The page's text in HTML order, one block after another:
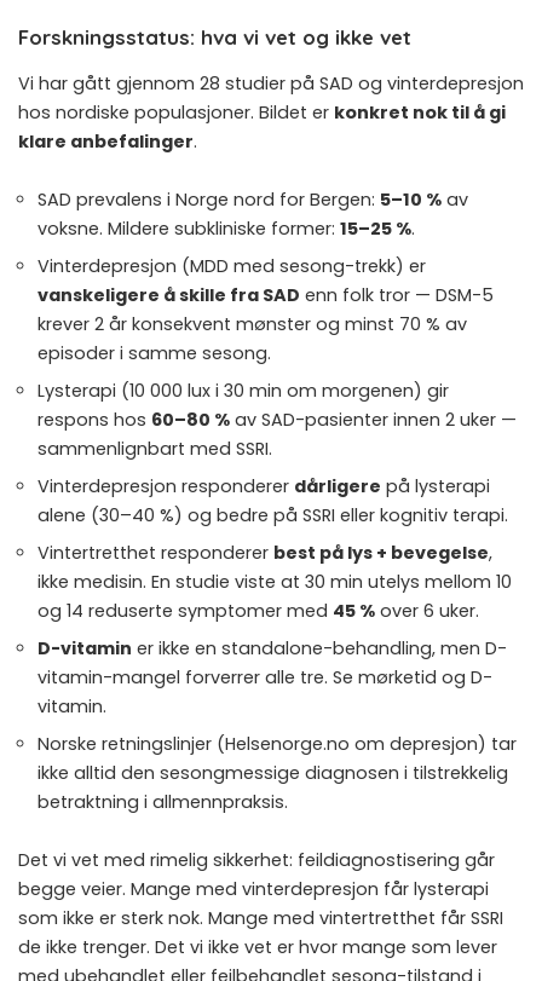
Forskningsstatus: hva vi vet og ikke vet
Vi har gått gjennom 28 studier på SAD og vinterdepresjon
hos nordiske populasjoner. Bildet er konkret nok til å gi
klare anbefalinger.
SAD prevalens i Norge nord for Bergen: 5–10 % av
voksne. Mildere subkliniske former: 15–25 %.
Vinterdepresjon (MDD med sesong-trekk) er
vanskeligere å skille fra SAD enn folk tror — DSM-5
krever 2 år konsekvent mønster og minst 70 % av
episoder i samme sesong.
Lysterapi (10 000 lux i 30 min om morgenen) gir
respons hos 60–80 % av SAD-pasienter innen 2 uker —
sammenlignbart med SSRI.
Vinterdepresjon responderer dårligere på lysterapi
alene (30–40 %) og bedre på SSRI eller kognitiv terapi.
Vintertretthet responderer best på lys + bevegelse,
ikke medisin. En studie viste at 30 min utelys mellom 10
og 14 reduserte symptomer med 45 % over 6 uker.
D-vitamin er ikke en standalone-behandling, men D-
vitamin-mangel forverrer alle tre. Se mørketid og D-
vitamin.
Norske retningslinjer (Helsenorge.no om depresjon) tar
ikke alltid den sesongmessige diagnosen i tilstrekkelig
betraktning i allmennpraksis.
Det vi vet med rimelig sikkerhet: feildiagnostisering går
begge veier. Mange med vinterdepresjon får lysterapi
som ikke er sterk nok. Mange med vintertretthet får SSRI
de ikke trenger. Det vi ikke vet er hvor mange som lever
med ubehandlet eller feilbehandlet sesong-tilstand i